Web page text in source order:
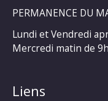
PERMANENCE DU
Lundi et Vendredi
Mercredi matin de
Liens